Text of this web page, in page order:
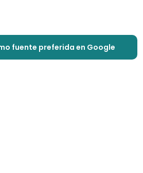
fuente preferida en Google